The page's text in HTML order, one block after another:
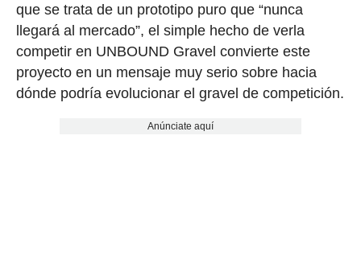
que se trata de un prototipo puro que “nunca
llegará al mercado”, el simple hecho de verla
competir en UNBOUND Gravel convierte este
proyecto en un mensaje muy serio sobre hacia
dónde podría evolucionar el gravel de competición.
Anúnciate aquí